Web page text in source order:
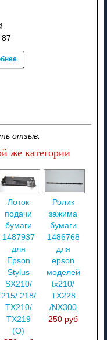
87
отзыв.
же категории
Лоток
подачи
бумаги
1487937
для
Epson
Stylus
SX210/
215/ 218/
TX210/
TX219
(О)
Ролик
зажима
бумаги
1486768
для
epson
моделей
tx210/
TX228
/NX300
250 руб